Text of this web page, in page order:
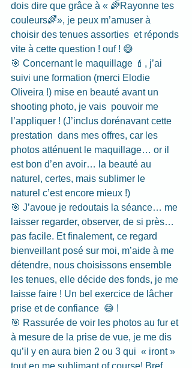
dois dire que grâce à « 🌈Rayonne tes
couleurs🌈», je peux m’amuser à
choisir des tenues assorties  et réponds
vite à cette question ! ouf ! 😅
🎯 Concernant le maquillage 💄, j’ai
suivi une formation (merci Elodie
Oliveira !) mise en beauté avant un
shooting photo, je vais  pouvoir me
l’appliquer ! (J’inclus dorénavant cette
prestation  dans mes offres, car les
photos atténuent le maquillage… or il
est bon d’en avoir… la beauté au
naturel, certes, mais sublimer le
naturel c’est encore mieux !)
🎯 J’avoue je redoutais la séance… me
laisser regarder, observer, de si près…
pas facile. Et finalement, ce regard
bienveillant posé sur moi, m’aide à me
détendre, nous choisissons ensemble
les tenues, elle décide des fonds, je me
laisse faire ! Un bel exercice de lâcher
prise et de confiance  😅 !
🎯 Rassurée de voir les photos au fur et
à mesure de la prise de vue, je me dis
qu’il y en aura bien 2 ou 3 qui  « iront »
tout en me sublimant of course! Bref